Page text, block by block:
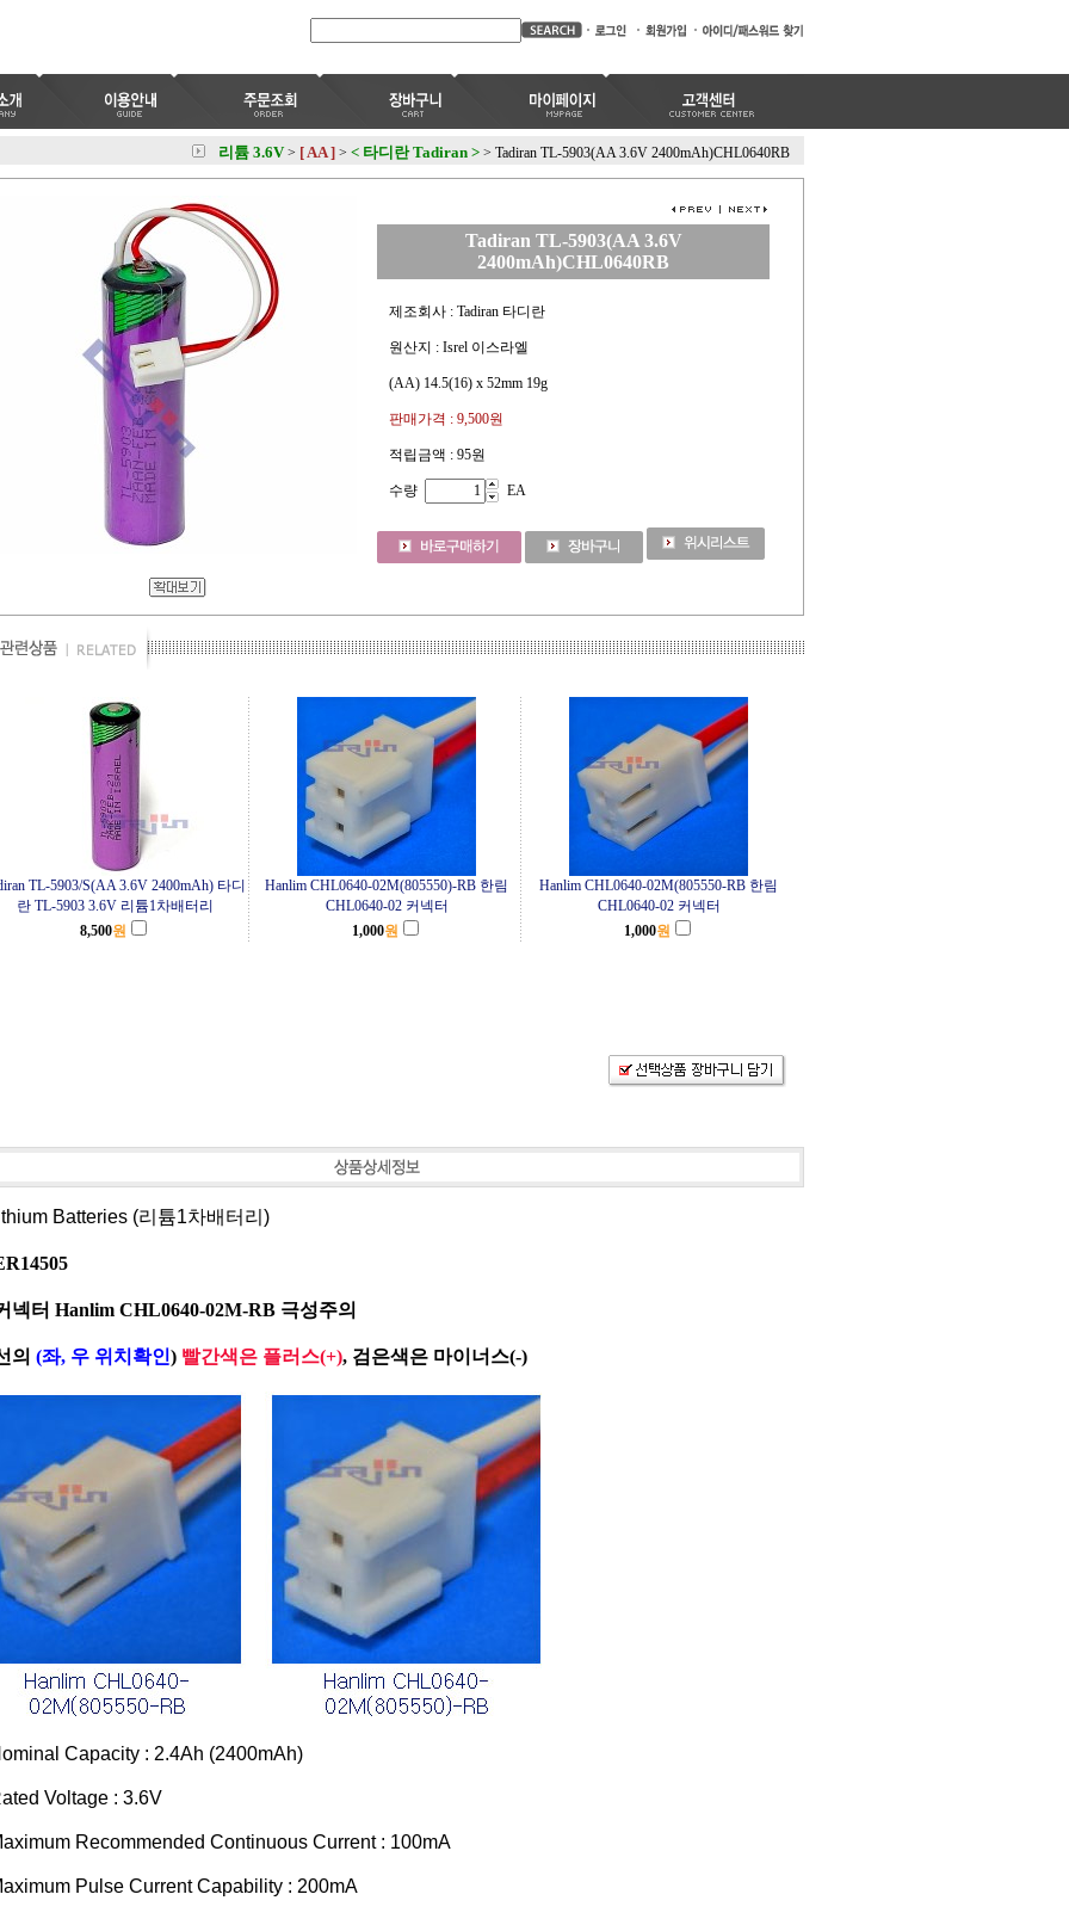
리튬 3.6V > [ AA ] > < 타디란 Tadiran > > Tadiran TL-5903(AA 3.6V 2400mAh)CHL0640RB
Tadiran TL-5903(AA 3.6V
2400mAh)CHL0640RB
제조회사 : Tadiran 타디란
원산지 : Isrel 이스라엘
(AA) 14.5(16) x 52mm 19g
판매가격 : 9,500원
적립금액 : 95원
수량 EA
TL-5903/S(AA 3.6V 2400mAh) 타디
란 TL-5903 3.6V 리튬1차배터리
Hanlim CHL0640-02M(805550)-RB 한림
CHL0640-02 커넥터
Hanlim CHL0640-02M(805550-RB 한림
CHL0640-02 커넥터
8,500원 1,000원 1,000원
Batteries (리튬1차배터리)
넥터 Hanlim CHL0640-02M-RB 극성주의
의 (좌, 우 위치확인) 빨간색은 플러스(+), 검은색은 마이너스(-)
Capacity : 2.4Ah (2400mAh)
Voltage : 3.6V
Recommended Continuous Current : 100mA
Pulse Current Capability : 200mA